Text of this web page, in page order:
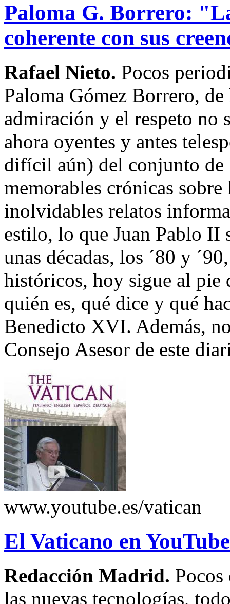
Paloma G. Borrero:
coherente con sus
Rafael Nieto. Pocos
Paloma Gómez Borrero,
admiración y el respeto no
ahora oyentes y antes
difícil aún) del conjunto de
memorables crónicas
inolvidables relatos
estilo, lo que Juan Pablo II
unas décadas, los ´80 y
históricos, hoy sigue al pie
quién es, qué dice y qué
Benedicto XVI. Además,
Consejo Asesor de este
www.youtube.es/vatican
El Vaticano en YouTube
Redacción Madrid. Pocos
las nuevas tecnologías,